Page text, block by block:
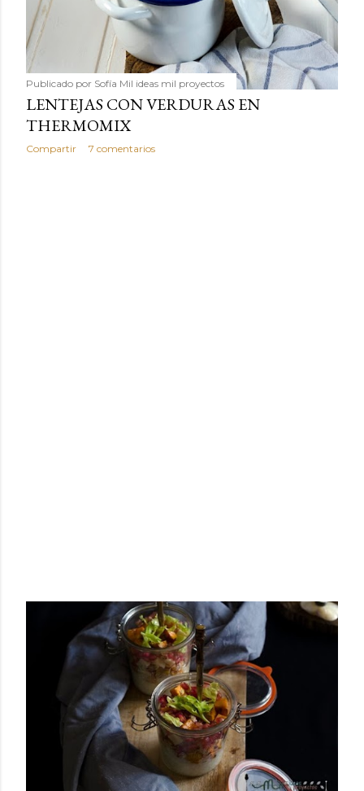
Publicado por Sofía Mil ideas mil proyectos
LENTEJAS CON VERDURAS EN
THERMOMIX
Compartir 7 comentarios